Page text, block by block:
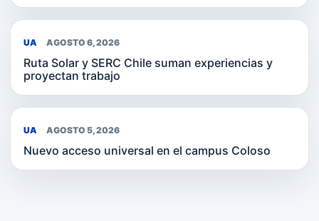
UA AGOSTO 6, 2026
Ruta Solar y SERC Chile suman experiencias y
proyectan trabajo
UA AGOSTO 5, 2026
Nuevo acceso universal en el campus Coloso